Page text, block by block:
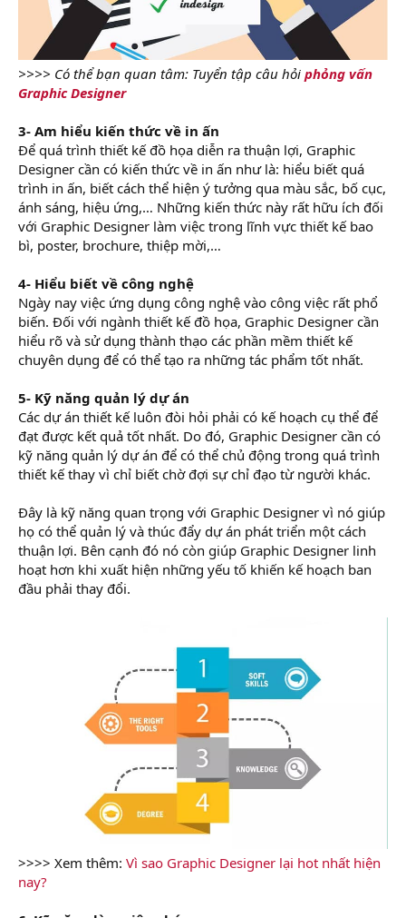
>>>> Có thể bạn quan tâm: Tuyển tập câu hỏi phỏng vấn
Graphic Designer
3- Am hiểu kiến thức về in ấn
Để quá trình thiết kế đồ họa diễn ra thuận lợi, Graphic
Designer cần có kiến thức về in ấn như là: hiểu biết quá
trình in ấn, biết cách thể hiện ý tưởng qua màu sắc, bố cục,
ánh sáng, hiệu ứng,… Những kiến thức này rất hữu ích đối
với Graphic Designer làm việc trong lĩnh vực thiết kế bao
bì, poster, brochure, thiệp mời,…
4- Hiểu biết về công nghệ
Ngày nay việc ứng dụng công nghệ vào công việc rất phổ
biến. Đối với ngành thiết kế đồ họa, Graphic Designer cần
hiểu rõ và sử dụng thành thạo các phần mềm thiết kế
chuyên dụng để có thể tạo ra những tác phẩm tốt nhất.
5- Kỹ năng quản lý dự án
Các dự án thiết kế luôn đòi hỏi phải có kế hoạch cụ thể để
đạt được kết quả tốt nhất. Do đó, Graphic Designer cần có
kỹ năng quản lý dự án để có thể chủ động trong quá trình
thiết kế thay vì chỉ biết chờ đợi sự chỉ đạo từ người khác.
Đây là kỹ năng quan trọng với Graphic Designer vì nó giúp
họ có thể quản lý và thúc đẩy dự án phát triển một cách
thuận lợi. Bên cạnh đó nó còn giúp Graphic Designer linh
hoạt hơn khi xuất hiện những yếu tố khiến kế hoạch ban
đầu phải thay đổi.
>>>> Xem thêm: Vì sao Graphic Designer lại hot nhất hiện
nay?